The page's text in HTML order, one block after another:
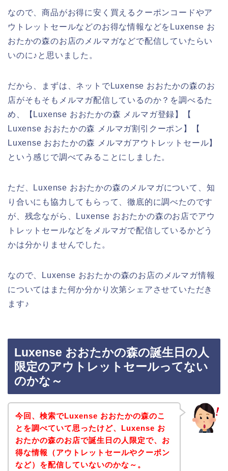
なので、商品がお得に安く買えるクーポンコードやア
ウトレットセールなどのお得な情報などをLuxense お
おたかの森のお店のメルマガなどで配信していたらい
いのに♪と思いました。
だから、まずは、ネットでLuxense おおたかの森のお
店がそもそもメルマガ配信しているのか？を調べるた
め、【Luxense おおたかの森 メルマガ登録】【
Luxense おおたかの森 メルマガ割引クーポン】【
Luxense おおたかの森 メルマガアウトレットセール】
という感じで調べてみることにしました。
ただ、Luxense おおたかの森のメルマガについて、知
り合いにも協力してもらって、徹底的に調べたのです
が、残念ながら、Luxense おおたかの森のお店でアウ
トレットセールなどをメルマガで配信しているかどう
かは分かりませんでした。
なので、Luxense おおたかの森のお店のメルマガ情報
についてはまた何か分かり次第シェアさせていただき
ます♪
Luxense おおたかの森の誕生日の人
限定のアウトレットセールってない
のかな～
今回、検索でLuxense おおたかの森のこ
とを調べていて思ったけど、Luxense お
おたかの森のお店で誕生日の人限定で、お
得な情報（アウトレットセールやクーポン
など）を配信していないのかな～。